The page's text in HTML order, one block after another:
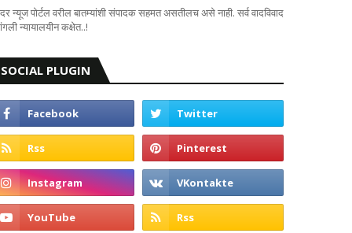
न्यूज पोर्टल वरील बातम्यांशी संपादक सहमत असतीलच असे नाही. सर्व वादविवाद
न्यायालयीन कक्षेत..!
SOCIAL PLUGIN